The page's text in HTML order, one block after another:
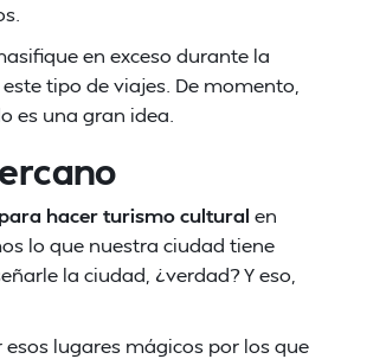
en exceso durante la
tipo de viajes. De momento,
es una gran idea.
hacer turismo cultural en
lo que nuestra ciudad tiene
la ciudad, ¿verdad? Y eso,
lugares mágicos por los que